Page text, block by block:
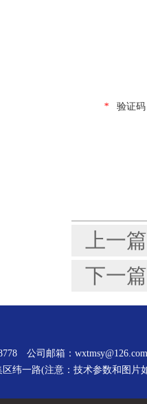
* 验证
上一
下一
公司邮箱： wxtmsy@126.com
纬一路(注意：技术参数和图片